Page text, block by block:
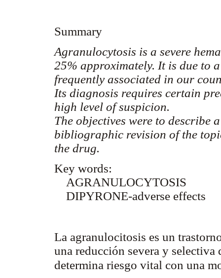
Summary
Agranulocytosis is a severe
25% approximately. It is due to
frequently associated in our
Its diagnosis requires certain
high level of suspicion.
The objectives were to describe
bibliographic revision of the
the drug.
Key words:
AGRANULOCYTOSIS
DIPYRONE-adverse effects
La agranulocitosis es un
una reducción severa y
determina riesgo vital con una